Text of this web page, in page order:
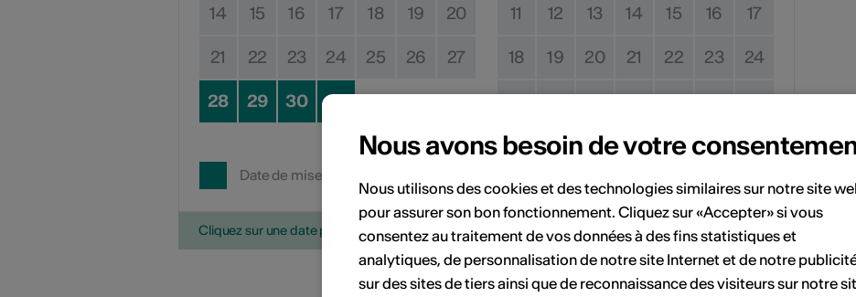
14 15 16 17 18 19 20
21 22 23 24 25 26 27
28 29 30 31
11 12 13 14 15 16 17
18 19 20 21 22 23 24
25 26 27 28 29 30 31
Date de mise en œuvre
Cliquez sur une date pour ajouter l'événement à votre calendrier.
Nous avons besoin de votre
Nous utilisons des cookies et des technologies similaires sur notre site
pour assurer son bon fonctionnement. Cliquez sur «Accepter» si vous
consentez au traitement de vos données à des fins statistiques et
analytiques, de personnalisation de notre site Internet et de notre
sur des sites de tiers ainsi que de reconnaissance des visiteurs sur notre